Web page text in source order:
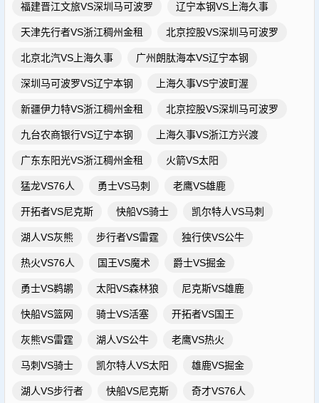
福建晋江文旅VS深圳马可波罗 辽宁本钢VS上海久事
天津先行者VS浙江稠州金租 北京控股VS深圳马可波罗
北京北汽VS上海久事 广州朗肽海本VS辽宁本钢
深圳马可波罗VS辽宁本钢 上海久事VS宁波町渥
新疆伊力特VS浙江稠州金租 北京控股VS深圳马可波罗
九台农商银行VS辽宁本钢 上海久事VS浙江方兴渡
广东东阳光VS浙江稠州金租 火箭VS太阳
猛龙VS76人 勇士VS马刺 老鹰VS雄鹿
开拓者VS尼克斯 快船VS骑士 凯尔特人VS马刺
湖人VS灰熊 步行者VS雷霆 独行侠VS公牛
热火VS76人 国王VS魔术 爵士VS掘金
勇士VS鹈鹕 太阳VS森林狼 尼克斯VS雄鹿
快船VS篮网 骑士VS活塞 开拓者VS国王
灰熊VS雷霆 湖人VS公牛 老鹰VS热火
马刺VS骑士 凯尔特人VS太阳 雄鹿VS掘金
湖人VS步行者 快船VS尼克斯 奇才VS76人